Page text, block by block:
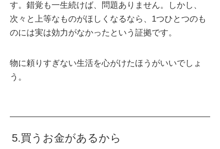
す。錯覚も一生続けば、問題ありません。しかし、
次々と上等なものがほしくなるなら、1つひとつのも
のには実は効力がなかったという証拠です。
物に頼りすぎない生活を心がけたほうがいいでしょ
う。
5.買うお金があるから